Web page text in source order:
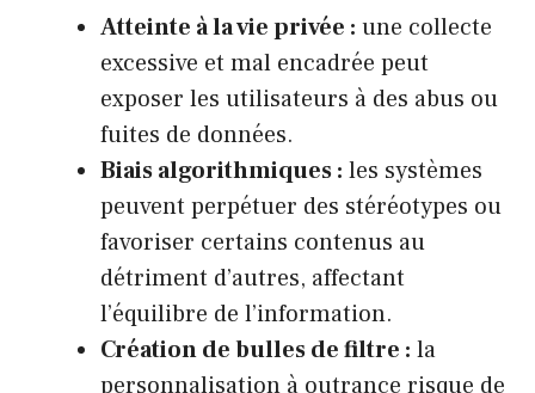
Atteinte à la vie privée : une collecte
excessive et mal encadrée peut
exposer les utilisateurs à des abus ou
fuites de données.
Biais algorithmiques : les systèmes
peuvent perpétuer des stéréotypes ou
favoriser certains contenus au
détriment d’autres, affectant
l’équilibre de l’information.
Création de bulles de filtre : la
personnalisation à outrance risque de